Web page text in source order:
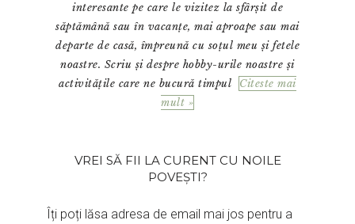
interesante pe care le vizitez la sfârșit de
săptămână sau în vacanțe, mai aproape sau mai
departe de casă, împreună cu soțul meu și fetele
noastre. Scriu și despre hobby-urile noastre și
activitățile care ne bucură timpul
Citeste mai
mult »
VREI SĂ FII LA CURENT CU NOILE
POVEȘTI?
Îți poți lăsa adresa de email mai jos pentru a